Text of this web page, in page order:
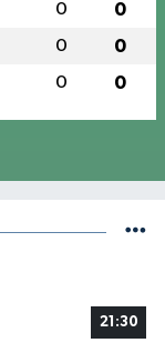
0 0
0 0
0 0
21:30